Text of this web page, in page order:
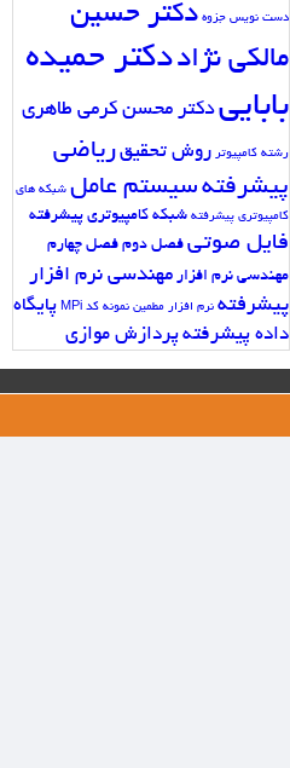
دست نویس جزوه دکتر حسین
مالکی نژاددکتر حمیده
باباییدکتر محسن کرمی طاهری
رشته کامپیوتر روش تحقیقریاضی
پیشرفتهسیستم عامل شبکه های
کامپیوتری پیشرفته شبکه کامپیوتری پیشرفته
فایل صوتی فصل دوم فصل چهارم
مهندسی نرم افزار مهندسی نرم افزار
پیشرفته نرم افزار مطمین نمونه کد MPi
پایگاه
داده پیشرفتهپردازش موازی